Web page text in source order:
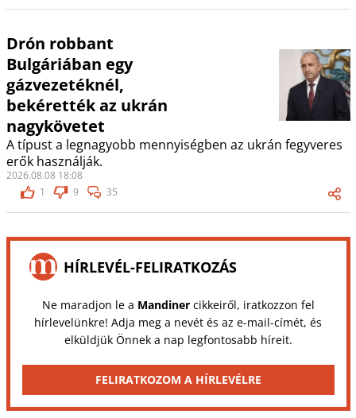
Drón robbant
Bulgáriában egy
gázvezetéknél,
bekérették az ukrán
nagykövetet
A típust a legnagyobb mennyiségben az ukrán fegyveres
erők használják.
2026.08.08 18:08
1
9 35
HÍRLEVÉL-FELIRATKOZÁS
Ne maradjon le a Mandinercikkeiről, iratkozzon fel
hírlevelünkre! Adja meg a nevét és az e-mail-címét, és
elküldjük Önnek a nap legfontosabb híreit.
FELIRATKOZOM A HÍRLEVÉLRE